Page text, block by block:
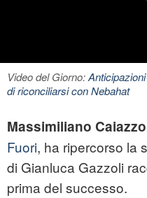
Video del Giorno:
di riconciliarsi con Nebahat
Massimiliano Caiazzo
Fuori, ha ripercorso la
di Gianluca Gazzoli
prima del successo.